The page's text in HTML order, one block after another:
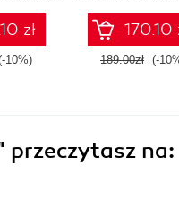
zł
10%)
170.10
189.00zł (-
przeczytasz na: